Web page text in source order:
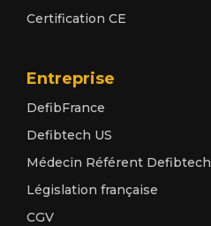
Certification CE
Entreprise
DefibFrance
Defibtech US
Médecin Référent Defibtech
Législation française
CGV